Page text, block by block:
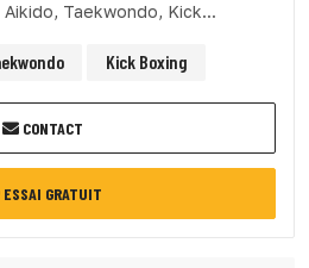
Taekwondo, Kick...
Kick Boxing
CONTACT
ESSAI GRATUIT